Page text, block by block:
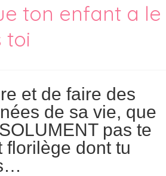
ton enfant a le
toi
et de faire des
de sa vie, que
pas te
dont tu